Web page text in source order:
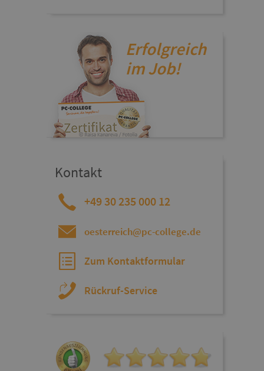
Erfolgreich
im Job!
Kontakt
+49 30 235 000 12
oesterreich@pc-college.de
Zum Kontaktformular
Rückruf-Service